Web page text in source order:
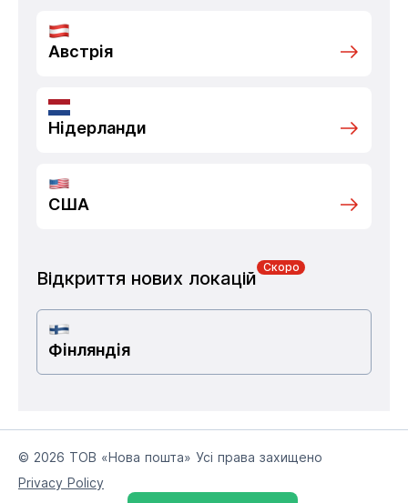
Австрія
Нідерланди
США
Відкриття нових локацій
Скоро
Фінляндія
© 2026 ТОВ «Нова пошта» Усі права захищено
Privacy Policy